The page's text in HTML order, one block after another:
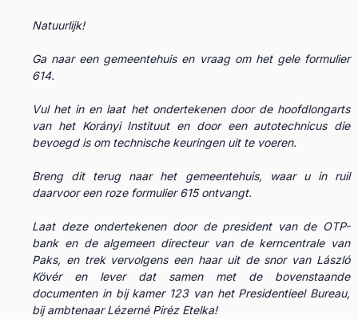
Natuurlijk!
Ga naar een gemeentehuis en vraag om het gele formulier
614.
Vul het in en laat het ondertekenen door de hoofdlongarts
van het Korányi Instituut en door een autotechnicus die
bevoegd is om technische keuringen uit te voeren.
Breng dit terug naar het gemeentehuis, waar u in ruil
daarvoor een roze formulier 615 ontvangt.
Laat deze ondertekenen door de president van de OTP-
bank en de algemeen directeur van de kerncentrale van
Paks, en trek vervolgens een haar uit de snor van László
Kövér en lever dat samen met de bovenstaande
documenten in bij kamer 123 van het Presidentieel Bureau,
bij ambtenaar Lézerné Piréz Etelka!